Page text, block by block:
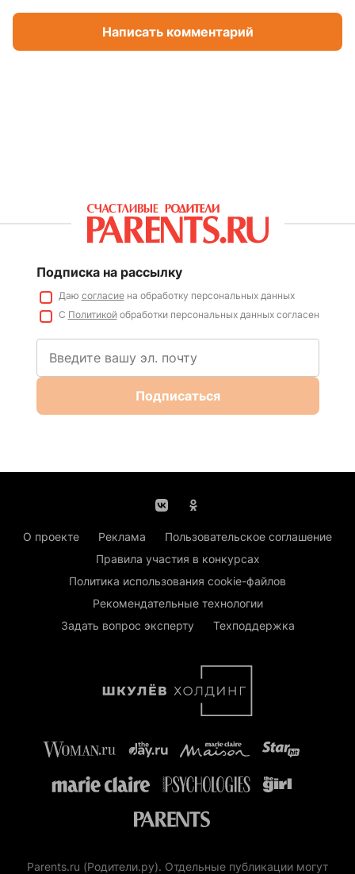
Написать комментарий
Подписка на рассылку
Даю согласиена обработку персональных данных
С Политикойобработки персональных данных согласен
Подписаться
О проекте Реклама
Пользовательское соглашение
Правила участия в конкурсах
Политика использования cookie-файлов
Рекомендательные технологии
Задать вопрос эксперту
Техподдержка
Parents.ru (Родители.ру). Отдельные публикации могут